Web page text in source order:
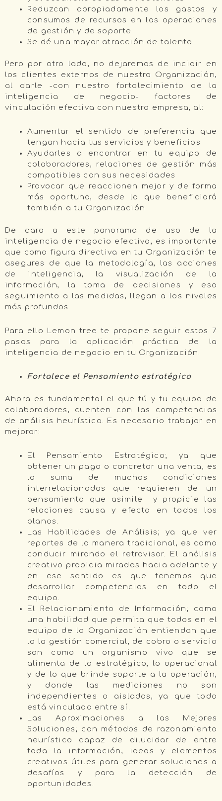
Reduzcan apropiadamente los gastos y
consumos de recursos en las operaciones
de gestión y de soporte
Se dé una mayor atracción de talento
Pero por otro lado, no dejaremos de incidir en
los clientes externos de nuestra Organización,
al darle -con nuestro fortalecimiento de la
inteligencia de negocio- factores de
vinculación efectiva con nuestra empresa, al:
Aumentar el sentido de preferencia que
tengan hacia tus servicios y beneficios
Ayudarles a encontrar en tu equipo de
colaboradores, relaciones de gestión más
compatibles con sus necesidades
Provocar que reaccionen mejor y de forma
más oportuna, desde lo que beneficiará
también a tu Organización
De cara a este panorama de uso de la
inteligencia de negocio efectiva, es importante
que como figura directiva en tu Organización te
asegures de que la metodología, las acciones
de inteligencia, la visualización de la
información, la toma de decisiones y eso
seguimiento a las medidas, llegan a los niveles
más profundos
Para ello Lemon tree te propone seguir estos 7
pasos para la aplicación práctica de la
inteligencia de negocio en tu Organización.
Fortalece el Pensamiento estratégico
Ahora es fundamental el que tú y tu equipo de
colaboradores, cuenten con las competencias
de análisis heurístico. Es necesario trabajar en
mejorar:
El Pensamiento Estratégico; ya que
obtener un pago o concretar una venta, es
la suma de muchas condiciones
interrelacionadas que requieren de un
pensamiento que asimile y propicie las
relaciones causa y efecto en todos los
planos.
Las Habilidades de Análisis; ya que ver
reportes de la manera tradicional, es como
conducir mirando el retrovisor. El análisis
creativo propicia miradas hacia adelante y
en ese sentido es que tenemos que
desarrollar competencias en todo el
equipo.
El Relacionamiento de Información; como
una habilidad que permita que todos en el
equipo de la Organización entiendan que
la la gestión comercial, de cobro o servicio
son como un organismo vivo que se
alimenta de lo estratégico, lo operacional
y de lo que brinde soporte a la operación,
y donde las mediciones no son
independientes o aisladas, ya que todo
está vinculado entre sí.
Las Aproximaciones a las Mejores
Soluciones; con métodos de razonamiento
heurístico capaz de dilucidar de entre
toda la información, ideas y elementos
creativos útiles para generar soluciones a
desafíos y para la detección de
oportunidades.